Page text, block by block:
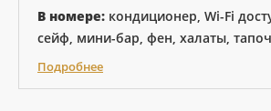
В номере: кондиционер, Wi-Fi
сейф, мини-бар, фен, халаты,
Подробнее